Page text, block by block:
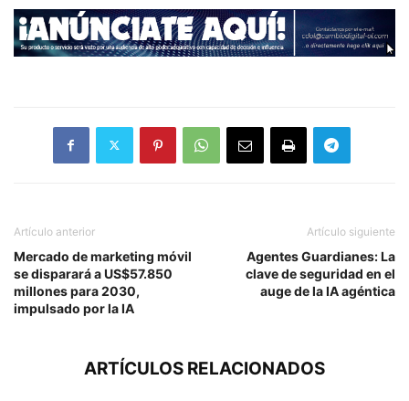
Artículo anterior
Mercado de marketing móvil
se disparará a US$57.850
millones para 2030,
impulsado por la IA
Artículo siguiente
Agentes Guardianes: La
clave de seguridad en el
auge de la IA agéntica
ARTÍCULOS RELACIONADOS